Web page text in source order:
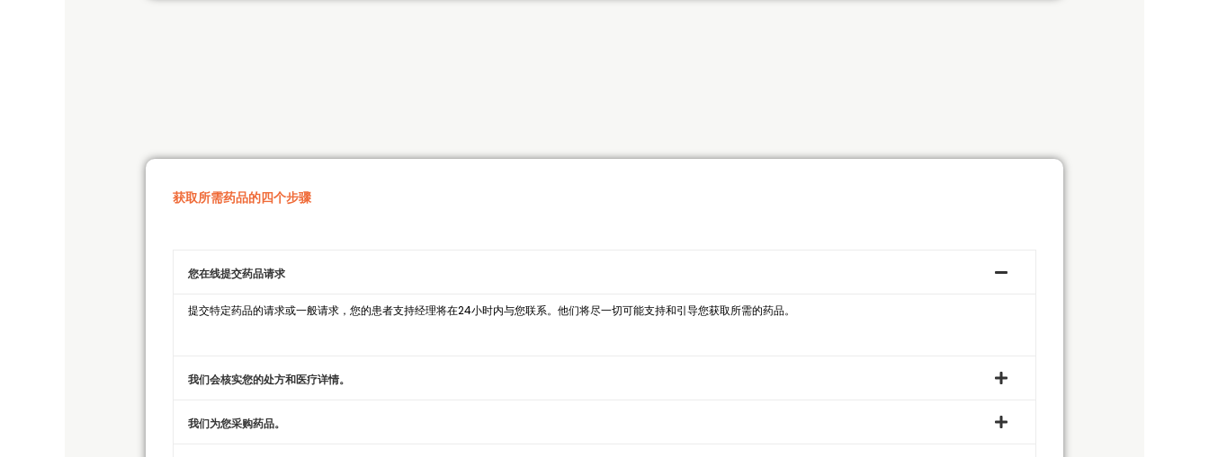
获取所需药品的四个步骤
您在线提交药品请求
提交特定药品的请求或一般请求，您的患者支持经理将在24小时内与您联系。他们将尽一切可能支持和引导您获取所需的药品。
我们会核实您的处方和医疗详情。
我们为您采购药品。